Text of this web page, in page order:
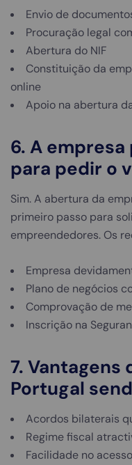
Envio de
Procuração legal
Abertura do NIF
Constituição da
online
Apoio na abertura
6. A
para pedir o
Sim. A abertura da
primeiro passo para
empreendedores. Os
Empresa
Plano de negócios
Comprovação de
Inscrição na
7. Vantagens
Portugal
Acordos bilaterais
Regime fiscal
Facilidade no